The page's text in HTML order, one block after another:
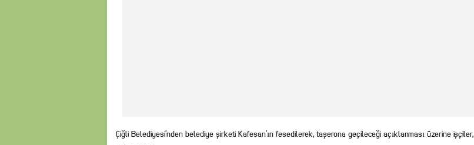
Çiğli Belediyesi’nden belediye şirketi Kafesan’ın fesedilerek, taşerona geçileceği açıklanması üzerine işçiler,